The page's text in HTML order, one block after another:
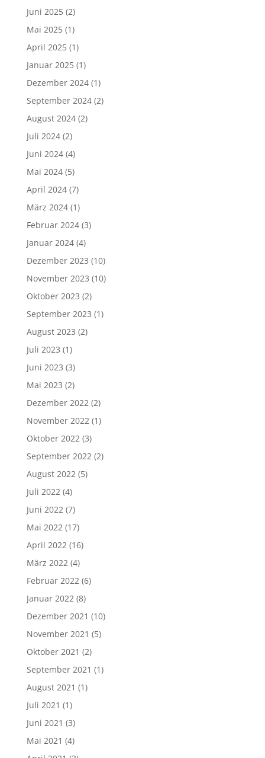
Juni 2025(2)
Mai 2025(1)
April 2025(1)
Januar 2025(1)
Dezember 2024(1)
September 2024(2)
August 2024(2)
Juli 2024(2)
Juni 2024(4)
Mai 2024(5)
April 2024(7)
März 2024(1)
Februar 2024(3)
Januar 2024(4)
Dezember 2023 (10)
November 2023 (10)
Oktober 2023 (2)
September 2023 (1)
August 2023 (2)
Juli 2023 (1)
Juni 2023 (3)
Mai 2023 (2)
Dezember 2022 (2)
November 2022 (1)
Oktober 2022 (3)
September 2022 (2)
August 2022 (5)
Juli 2022 (4)
Juni 2022 (7)
Mai 2022 (17)
April 2022 (16)
März 2022 (4)
Februar 2022 (6)
Januar 2022 (8)
Dezember 2021 (10)
November 2021 (5)
Oktober 2021 (2)
September 2021 (1)
August 2021 (1)
Juli 2021 (1)
Juni 2021 (3)
Mai 2021 (4)